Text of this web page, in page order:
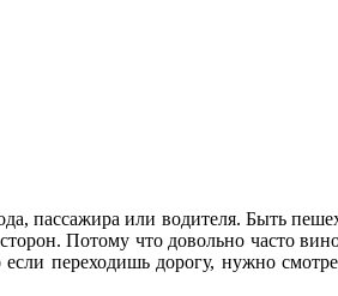
пассажира или водителя. Быть
Потому что довольно часто
переходишь дорогу, нужно